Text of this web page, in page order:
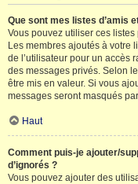
Que sont mes listes d’amis
Vous pouvez utiliser ces
Les membres ajoutés à votre
de l’utilisateur pour un accès
des messages privés. Selon
être mis en valeur. Si vous
messages seront masqués
Haut
Comment puis-je ajouter/
d’ignorés ?
Vous pouvez ajouter des